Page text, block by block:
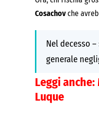
Cosachovche
Nel decesso
generale
Leggi anche:
Luque